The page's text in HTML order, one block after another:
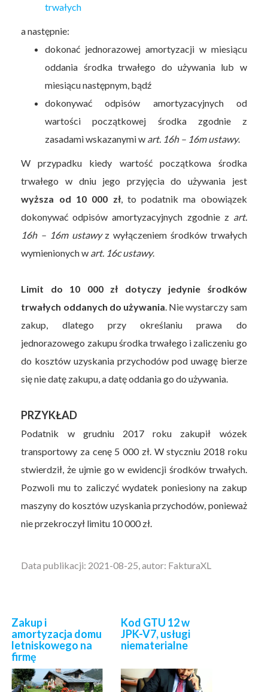
trwałych
a następnie:
dokonać jednorazowej amortyzacji w miesiącu
oddania środka trwałego do używania lub w
miesiącu następnym, bądź
dokonywać odpisów amortyzacyjnych od
wartości początkowej środka zgodnie z
zasadami wskazanymi w art. 16h – 16m ustawy.
W przypadku kiedy wartość początkowa środka
trwałego w dniu jego przyjęcia do używania jest
wyższa od 10 000 zł, to podatnik ma obowiązek
dokonywać odpisów amortyzacyjnych zgodnie z art.
16h – 16m ustawyz wyłączeniem środków trwałych
wymienionych w art. 16c ustawy.
Limit do 10 000 zł dotyczy jedynie środków
trwałych oddanych do używania . Nie wystarczy sam
zakup, dlatego przy określaniu prawa do
jednorazowego zakupu środka trwałego i zaliczeniu go
do kosztów uzyskania przychodów pod uwagę bierze
się nie datę zakupu, a datę oddania go do używania.
PRZYKŁAD
Podatnik w grudniu 2017 roku zakupił wózek
transportowy za cenę 5 000 zł. W styczniu 2018 roku
stwierdził, że ujmie go w ewidencji środków trwałych.
Pozwoli mu to zaliczyć wydatek poniesiony na zakup
maszyny do kosztów uzyskania przychodów, ponieważ
nie przekroczył limitu 10 000 zł.
Data publikacji: 2021-08-25, autor: FakturaXL
Zakup i
amortyzacja domu
letniskowego na
firmę
Kod GTU 12 w
JPK-V7, usługi
niematerialne